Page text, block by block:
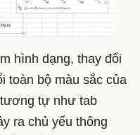
hình dạng, thay đổi
toàn bộ màu sắc của
tự như tab
ra chủ yếu thông